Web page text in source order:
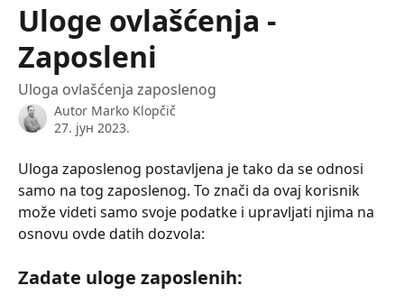
Uloge ovlašćenja -
Zaposleni
Uloga ovlašćenja zaposlenog
Autor Marko Klopčič
27. јун 2023.
Uloga zaposlenog postavljena je tako da se odnosi
samo na tog zaposlenog. To znači da ovaj korisnik
može videti samo svoje podatke i upravljati njima na
osnovu ovde datih dozvola:
Zadate uloge zaposlenih: